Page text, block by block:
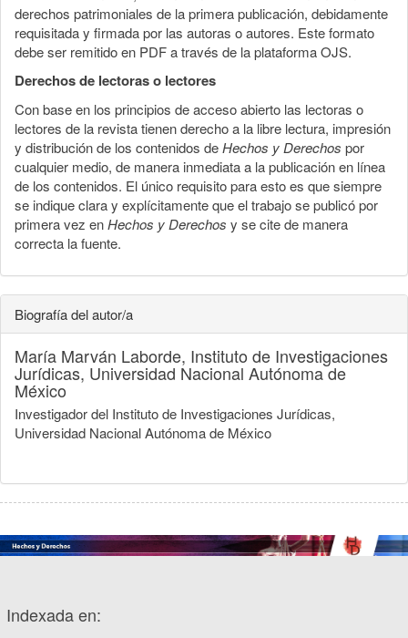
derechos patrimoniales de la primera publicación, debidamente
requisitada y firmada por las autoras o autores. Este formato
debe ser remitido en PDF a través de la plataforma OJS.
Derechos de lectoras o lectores
Con base en los principios de acceso abierto las lectoras o
lectores de la revista tienen derecho a la libre lectura, impresión
y distribución de los contenidos deHechos y Derechos por
cualquier medio, de manera inmediata a la publicación en línea
de los contenidos. El único requisito para esto es que siempre
se indique clara y explícitamente que el trabajo se publicó por
primera vez enHechos y Derechos y se cite de manera
correcta la fuente.
Biografía del autor/a
María Marván Laborde, Instituto de Investigaciones
Jurídicas, Universidad Nacional Autónoma de
México
Investigador del Instituto de Investigaciones Jurídicas,
Universidad Nacional Autónoma de México
Indexada en: